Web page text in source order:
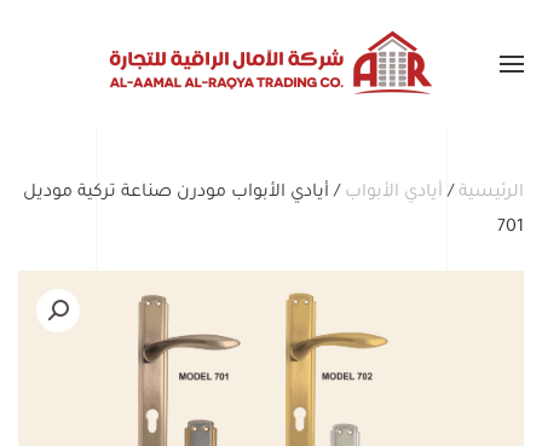
Skip to main content
الرئيسية / أيادي الأبواب / أيادي الأبواب مودرن صناعة تركية موديل
701